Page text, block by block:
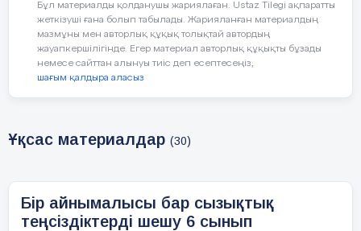
екені туралы айтады. Олай болса теріс
әдеттерден арылып жақсы қасиеттерді
еселей беруге тырысу керекпіз. Әр
қасындағы адамның жақсы бір
2) Ширату жаттығуы
1515 ) (0 ; 3123 ) (- 300 ; 7 ) [ - 5 ; 500 ]
Бұл материалды қолданушы жариялаған. Ustaz Tilegi ақпаратты
жеткізуші ғана болып табылады. Жарияланған материалдың
мазмұны мен авторлық құқық толықтай автордың
жауапкершілігінде. Егер материал авторлық құқықты бұзады
немесе сайттан алынуы тиіс деп есептесеңіз,
шағым қалдыра аласыз
Ұқсас материалдар (30)
Бір айнымалысы бар сызықтық
теңсіздіктерді шешу 6 сынып